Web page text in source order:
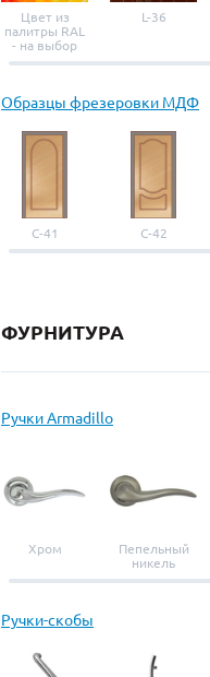
Цвет из
палитры RAL
- на выбор
L-36
Образцы фрезеровки МДФ
С-41 С-42
ФУРНИТУРА
Ручки Armadillo
Хром
Пепельный
никель
Ручки-скобы